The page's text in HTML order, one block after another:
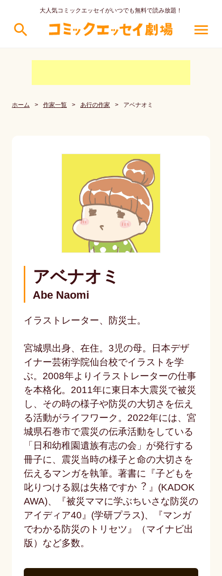
大人気コミックエッセイがいつでも無料で読み放題！
search menu
ホーム > 作家一覧 > あ行の作家 > アベナオミ
アベナオミ
Abe Naomi
イラストレーター、防災⼠。
宮城県出⾝、在住。3児の⺟。⽇本デザ
イナー芸術学院仙台校でイラストを学
ぶ。2008年よりイラストレーターの仕事
を本格化。2011年に東⽇本⼤震災で被災
し、その時の様⼦や防災の⼤切さを伝え
る活動がライフワーク。2022年には、宮
城県⽯巻市で震災の伝承活動をしている
「⽇和幼稚園遺族有志の会」が発⾏する
冊⼦に、震災当時の様⼦と命の⼤切さを
伝えるマンガを執筆。著書に『⼦どもを
叱りつける親は失格ですか︖ 』(KADOK
AWA)、『被災ママに学ぶちいさな防災の
アイディア40』(学研プラス)、『マンガ
でわかる防災のトリセツ』（マイナビ出
版）など多数。